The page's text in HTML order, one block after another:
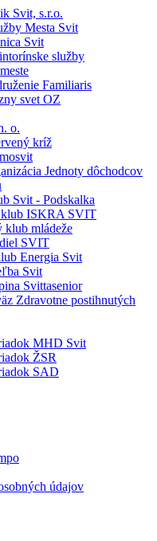
Svit, s.r.o.
Mesta Svit
Svit
služby
Familiaris
svet OZ
o.
kríž
Jednoty dôchodcov
Svit - Podskalka
ISKRA SVIT
klub mládeže
SVIT
Energia Svit
Svit
Svittasenior
Zdravotne postihnutých
MHD Svit
ŽSR
SAD
údajov